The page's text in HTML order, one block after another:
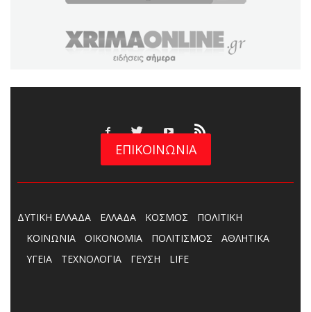
ΕΠΙΚΟΙΝΩΝΙΑ
ΔΥΤΙΚΗ ΕΛΛΑΔΑ ΕΛΛΑΔΑ ΚΟΣΜΟΣ
ΠΟΛΙΤΙΚΗ
ΚΟΙΝΩΝΙΑ
ΟΙΚΟΝΟΜΙΑ ΠΟΛΙΤΙΣΜΟΣ
ΑΘΛΗΤΙΚΑ
ΥΓΕΙΑ
ΤΕΧΝΟΛΟΓΙΑ ΓΕΥΣΗ LIFE